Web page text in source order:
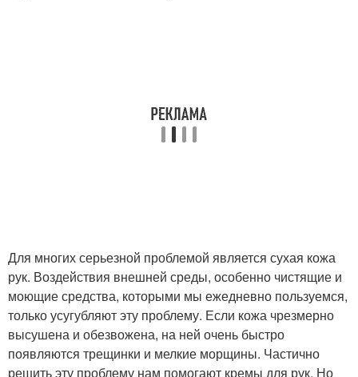
Для многих серьезной проблемой является сухая кожа
рук. Воздействия внешней среды, особенно чистящие и
моющие средства, которыми мы ежедневно пользуемся,
только усугубляют эту проблему. Если кожа чрезмерно
высушена и обезвожена, на ней очень быстро
появляются трещинки и мелкие морщины. Частично
решить эту проблему нам помогают кремы для рук. Но